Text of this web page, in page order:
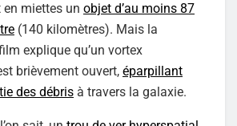
en miettes un objet d’au moins 87
(140 kilomètres). Mais la
explique qu’un vortex
brièvement ouvert, éparpillant
des débris à travers la galaxie.